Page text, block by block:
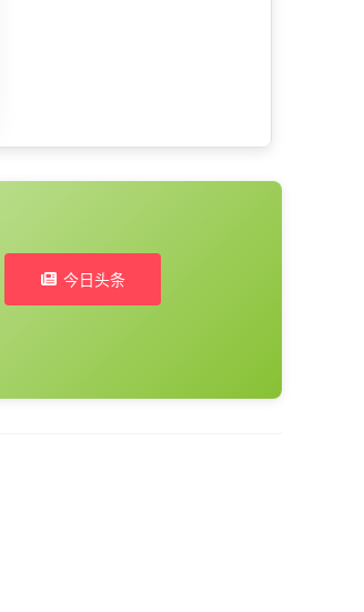
今日头条